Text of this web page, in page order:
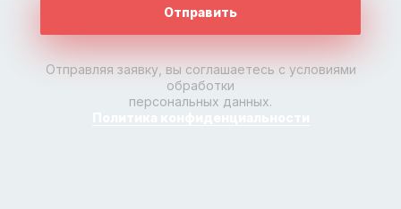
Отправить
Отправляя заявку, вы соглашаетесь с условиями
обработки
персональных данных.